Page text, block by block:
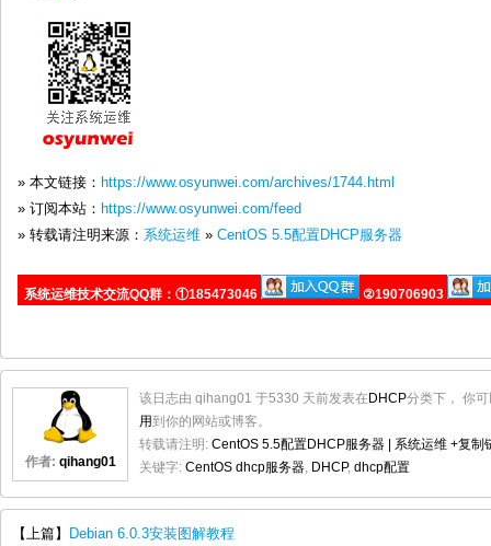
» 本文链接： https://www.osyunwei.com/archives/1744.html
» 订阅本站： https://www.osyunwei.com/feed
» 转载请注明来源： 系统运维 » CentOS 5.5配置DHCP服务器
系统运维技术交流QQ群：①185473046 ②190706903
作者: qihang01
该日志由 qihang01 于5330 天前发表在 DHCP分类下， 你
用到你的网站或博客。
转载请注明: CentOS 5.5配置DHCP服务器 | 系统运维 +复制
关键字: CentOS dhcp服务器, DHCP, dhcp配置
【上篇】 Debian 6.0.3安装图解教程